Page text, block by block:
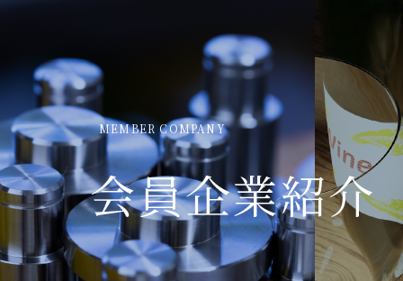
MEMBER COMPANY
会員企業紹介